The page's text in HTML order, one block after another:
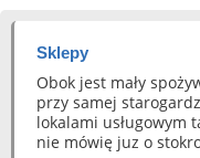
Sklepy
Obok jest mały
przy samej
lokalami usługowym
nie mówię juz o